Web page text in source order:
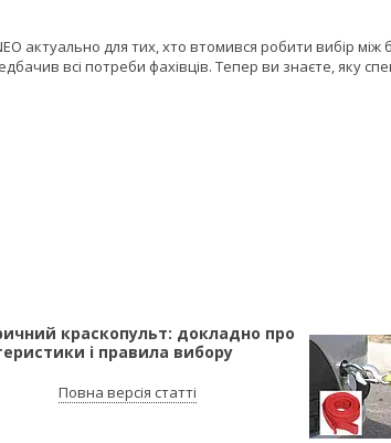
актуально для тих, хто втомився робити вибір між
всі потреби фахівців. Тепер ви знаєте, яку
краскопульт: докладно про
і правила вибору
Повна версія статті